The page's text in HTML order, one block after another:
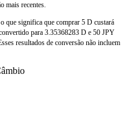
mais recentes.
que significa que comprar 5 D custará
para 3.35368283 D e 50 JPY
resultados de conversão não incluem